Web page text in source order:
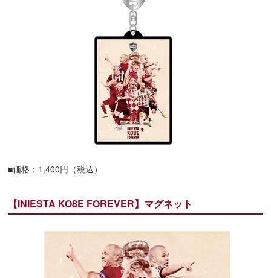
■価格：1,400円（税込）
【INIESTA KO8E FOREVER】マグネット